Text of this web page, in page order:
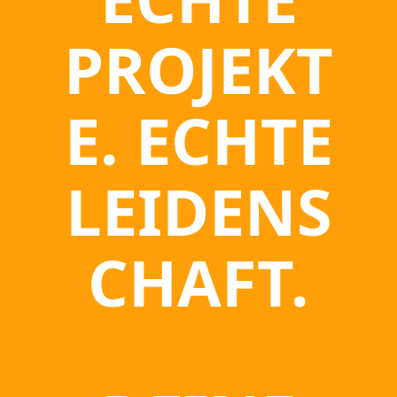
PROJEKT
E. ECHTE
LEIDENS
CHAFT.